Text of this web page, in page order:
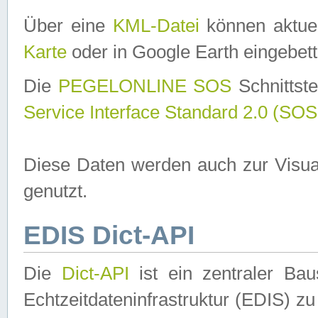
Über eine KML-Datei können
Karte oder in Google Earth
Die PEGELONLINE SOS
Service Interface Standard 2.0
Diese Daten werden auch zur
genutzt.
EDIS Dict-API
Die Dict-API ist ein zentraler
Echtzeitdateninfrastruktur (EDIS)